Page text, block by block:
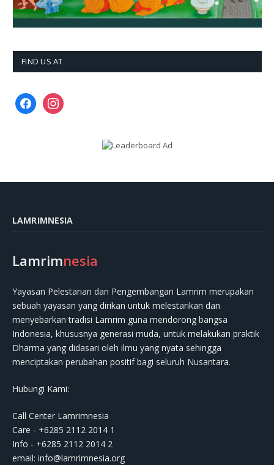
FIND US AT
facebookinstagram
LAMRIMNESIA
Lamrimnesia
Yayasan Pelestarian dan Pengembangan Lamrim merupakan
sebuah yayasan yang dirikan untuk melestarikan dan
menyebarkan tradisi Lamrim guna mendorong bangsa
Indonesia, khususnya generasi muda, untuk melakukan praktik
Dharma yang didasari oleh ilmu yang nyata sehingga
menciptakan perubahan positif bagi seluruh Nusantara.
Hubungi Kami:
Call Center Lamrimnesia
Care - +6285 2112 2014 1
Info - +6285 2112 2014 2
email: info@lamrimnesia.org